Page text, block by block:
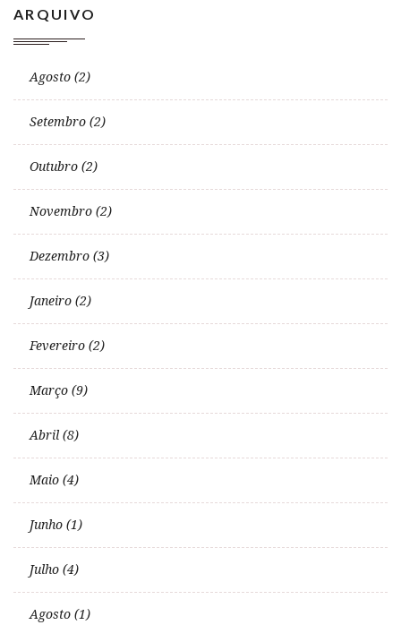
ARQUIVO
Agosto (2)
Setembro (2)
Outubro (2)
Novembro (2)
Dezembro (3)
Janeiro (2)
Fevereiro (2)
Março (9)
Abril (8)
Maio (4)
Junho (1)
Julho (4)
Agosto (1)